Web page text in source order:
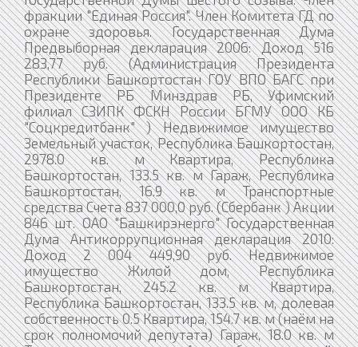
фракции "Единая Россия". Член Комитета ГД по
охране здоровья. Государственная Дума
Предвыборная декларация 2006: Доход 516
283,77 руб. (Администрация Президента
Республики Башкортостан ГОУ ВПО БАГС при
Президенте РБ Минздрав РБ, Уфимский
филиал СЗИПК ФСКН России БГМУ ООО КБ
"Соцкредитбанк" ) Недвижимое имущество
Земельный участок, Республика Башкортостан,
2978.0 кв. м Квартира, Республика
Башкортостан, 133.5 кв. м Гараж, Республика
Башкортостан, 16.9 кв. м Транспортные
средства Счета 837 000,0 руб. (Сбербанк ) Акции
846 шт. ОАО "Башкирэнерго" Государственная
Дума Антикоррупционная декларация 2010:
Доход 2 004 449,90 руб. Недвижимое
имущество Жилой дом, Республика
Башкортостан, 245.2 кв. м Квартира,
Республика Башкортостан, 133.5 кв. м, долевая
собственность 0.5 Квартира, 154.7 кв. м (наём на
срок полномочий депутата) Гараж, 18.0 кв. м